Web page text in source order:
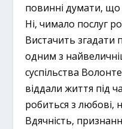
повинні думати,
Ні, чимало послуг
Вистачить
одним з
суспільства
віддали життя під
робиться з любові,
Вдячність,